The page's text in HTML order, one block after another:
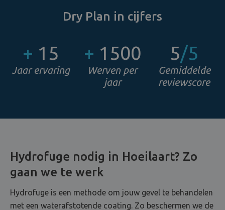
Dry Plan in cijfers
+ 15
Jaar ervaring
+ 1500
Werven per
jaar
5/5
Gemiddelde
reviewscore
Hydrofuge nodig in Hoeilaart? Zo
gaan we te werk
Hydrofuge is een methode om jouw gevel te behandelen
met een waterafstotende coating. Zo beschermen we de